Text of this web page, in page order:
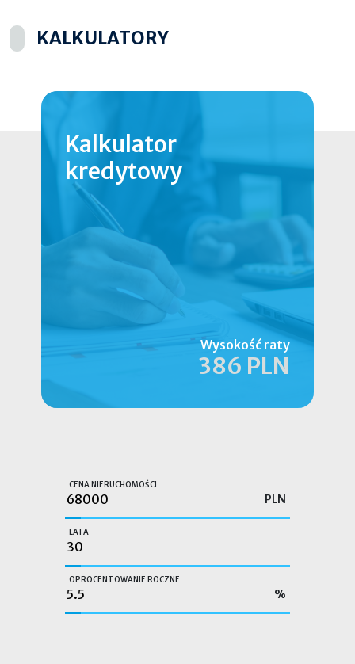
KALKULATORY
Kalkulator
kredytowy
Wysokość raty
386 PLN
CENA NIERUCHOMOŚCI
PLN
LATA
OPROCENTOWANIE ROCZNE
%